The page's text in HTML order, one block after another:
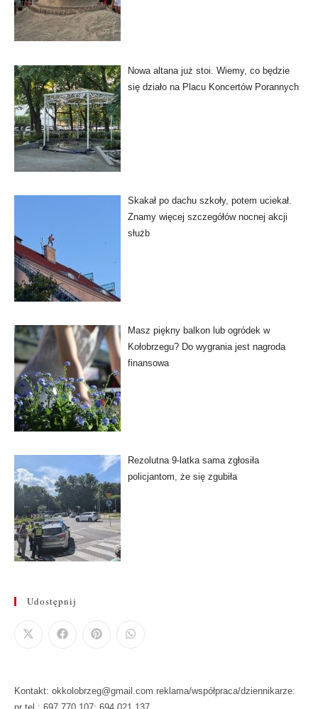
Nowa altana już stoi. Wiemy, co będzie
się działo na Placu Koncertów Porannych
Skakał po dachu szkoły, potem uciekał.
Znamy więcej szczegółów nocnej akcji
służb
Masz piękny balkon lub ogródek w
Kołobrzegu? Do wygrania jest nagroda
finansowa
Rezolutna 9-latka sama zgłosiła
policjantom, że się zgubiła
Udostępnij
Kontakt: okkolobrzeg@gmail.com reklama/współpraca/dziennikarze: